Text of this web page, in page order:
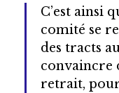
C’est ainsi
comité se
des tracts
convaincre
retrait, pour